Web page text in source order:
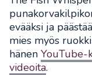
evääksi ja
mies myös
hänen YouTube-
videoita.